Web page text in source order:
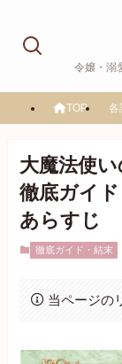
令嬢・溺
TOP 各
大魔法使
徹底ガイ
あらすじ
徹底ガイド・結末
当ページの